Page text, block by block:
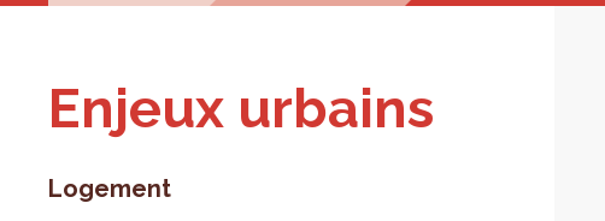
Enjeux urbains
Logement